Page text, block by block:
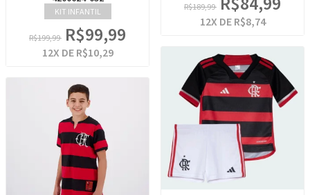
KIT INFANTIL
R$199,99 R$99,99
12X DE R$10,29
R$189,99
12X DE R$8,74